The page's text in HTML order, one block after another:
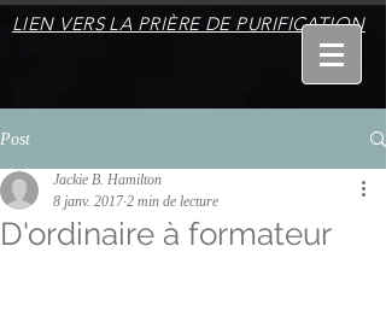
LIEN VERS LA PRIÈRE DE PURIFICATION
Post
D'ordinaire à formateur
Jackie B. Hamilton
8 janv. 2017 2 min de lecture